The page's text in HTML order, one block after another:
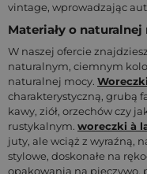
vintage, wprowadzając
Materiały o naturalnej
W naszej ofercie
naturalnym, ciemnym
naturalnej mocy.
charakterystyczną, grubą
kawy, ziół, orzechów czy
rustykalnym. woreczki à
juty, ale wciąż z wyraźną,
stylowe, doskonałe na
opakowania na pieczywo,